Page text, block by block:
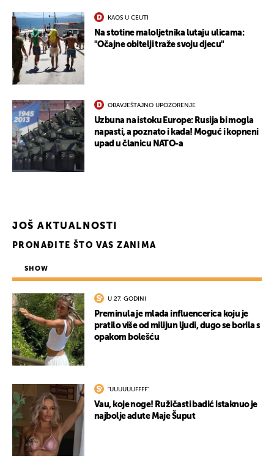
KAOS U CEUTI
Na stotine maloljetnika lutaju ulicama:
"Očajne obitelji traže svoju djecu"
OBAVJEŠTAJNO UPOZORENJE
Uzbuna na istoku Europe: Rusija bi mogla
napasti, a poznato i kada! Moguć i kopneni
upad u članicu NATO-a
JOŠ AKTUALNOSTI
PRONAĐITE ŠTO VAS ZANIMA
SHOW
U 27. GODINI
Preminula je mlada influencerica koju je
pratilo više od milijun ljudi, dugo se borila s
opakom bolešću
"UUUUUUFFFF"
Vau, koje noge! Ružičasti badić istaknuo je
najbolje adute Maje Šuput